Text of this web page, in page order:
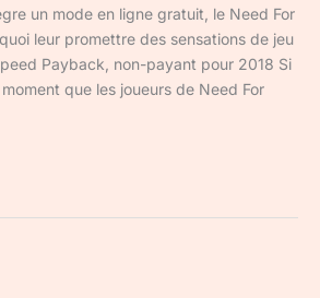
un mode en ligne gratuit, le Need For
leur promettre des sensations de jeu
Payback, non-payant pour 2018 Si
que les joueurs de Need For